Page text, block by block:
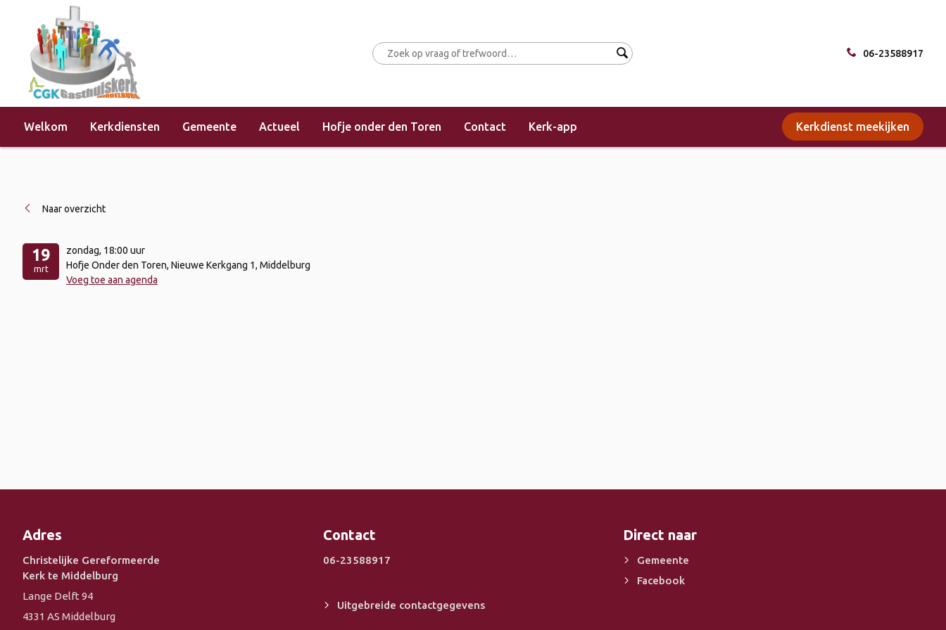
06-23588917
Welkom Kerkdiensten Gemeente Actueel Hofje onder den Toren Contact Kerk-app Kerkdienst meekijken
Home »Evenementen »Jeugdclubs 16-
Naar overzicht
19
mrt
zondag, 18:00 uur
Hofje Onder den Toren, Nieuwe Kerkgang 1, Middelburg
Voeg toe aan agenda
Adres
Christelijke Gereformeerde
Kerk te Middelburg
Lange Delft 94
4331 AS Middelburg
Contact
06-23588917
Uitgebreide contactgegevens
Direct naar
Gemeente
Facebook